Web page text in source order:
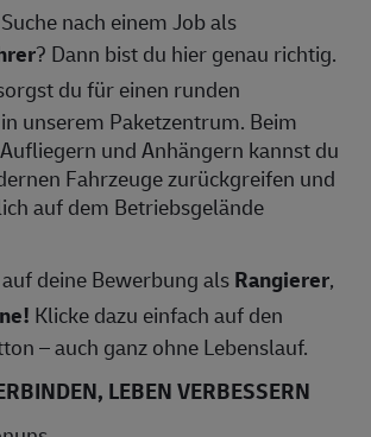
nach einem Job als
? Dann bist du hier genau richtig.
du für einen runden
unserem Paketzentrum. Beim
und Anhängern kannst du
Fahrzeuge zurückgreifen und
auf dem Betriebsgelände
deine Bewerbung alsRangierer,
Klicke dazu einfach auf den
– auch ganz ohne Lebenslauf.
LEBEN VERBESSERN